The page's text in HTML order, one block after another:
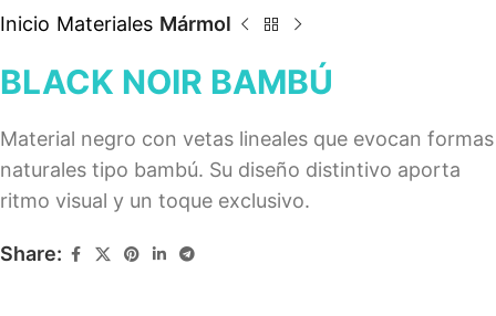
Inicio Materiales Mármol
BLACK NOIR BAMBÚ
Material negro con vetas lineales que evocan formas
naturales tipo bambú. Su diseño distintivo aporta
ritmo visual y un toque exclusivo.
Share: